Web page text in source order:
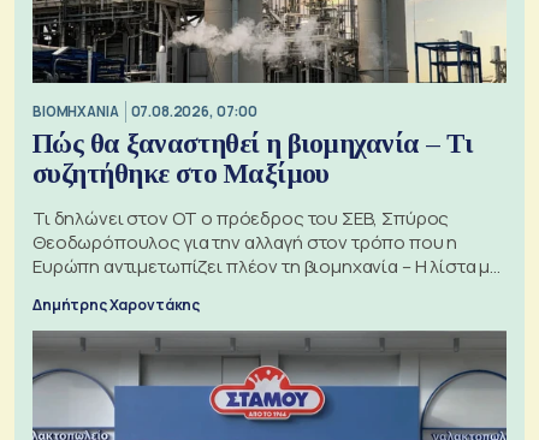
ΒΙΟΜΗΧΑΝΙΑ 07.08.2026, 07:00
Πώς θα ξαναστηθεί η βιομηχανία – Τι
συζητήθηκε στο Μαξίμου
Τι δηλώνει στον ΟΤ ο πρόεδρος του ΣΕΒ, Σπύρος
Θεοδωρόπουλος για την αλλαγή στον τρόπο που η
Ευρώπη αντιμετωπίζει πλέον τη βιομηχανία – Η λίστα με
Δημήτρης Χαροντάκης